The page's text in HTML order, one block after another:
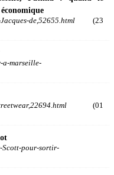
de,52655.html (23
a-marseille-
(01
Scott-pour-sortir-